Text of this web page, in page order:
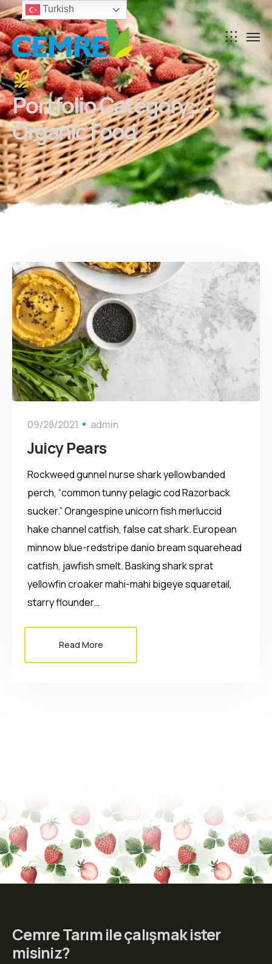
Portfolio Category:
Organic Food
09/28/2021 admin
Juicy Pears
Rockweed gunnel nurse shark yellowbanded
perch, “common tunny pelagic cod Razorback
sucker.” Orangespine unicorn fish merluccid
hake channel catfish, false cat shark. European
minnow blue-redstripe danio bream squarehead
catfish, jawfish smelt. Basking shark sprat
yellowfin croaker mahi-mahi bigeye squaretail,
starry flounder…
Read More
Cemre Tarım ile çalışmak ister
misiniz?
Turkish